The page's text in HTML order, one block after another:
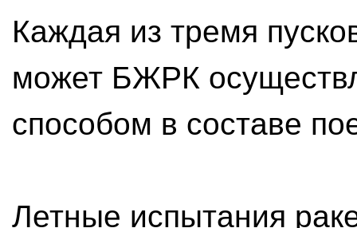
Каждая из тремя
может БЖРК
способом в составе
Летные испытания